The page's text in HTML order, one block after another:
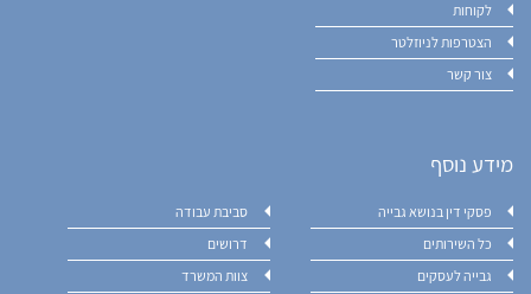
לקוחות
הצטרפות לניוזלטר
צור קשר
מידע נוסף
פסקי דין בנושא גבייה
כל השירותים
גבייה לעסקים
סביבת עבודה
דרושים
צוות המשרד